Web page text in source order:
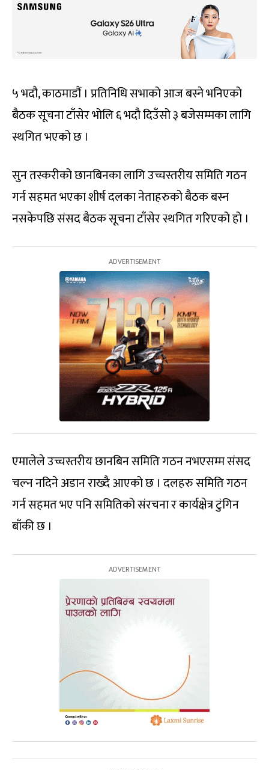
५ भदौ, काठमाडौं । प्रतिनिधि सभाको आज बस्ने भनिएको
बैठक सूचना टाँसेर भोलि ६ भदौ दिउँसो ३ बजेसम्मका लागि
स्थगित भएको छ ।
सुन तस्करीको छानबिनका लागि उच्चस्तरीय समिति गठन
गर्न सहमत भएका शीर्ष दलका नेताहरुको बैठक बस्न
नसकेपछि संसद बैठक सूचना टाँसेर स्थगित गरिएको हो ।
एमालेले उच्चस्तरीय छानबिन समिति गठन नभएसम्म संसद
चल्न नदिने अडान राख्दै आएको छ । दलहरु समिति गठन
गर्न सहमत भए पनि समितिको संरचना र कार्यक्षेत्र टुंगिन
बाँकी छ ।